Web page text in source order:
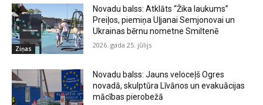
Ziņas
Novadu balss: Atklāts “Žika laukums”
Preiļos, piemiņa Uļjanai Semjonovai un
Ukrainas bērnu nometne Smiltenē
2026. gada 25. jūlijs
Novadu balss: Jauns veloceļš Ogres
novadā, skulptūra Līvānos un evakuācijas
mācības pierobežā